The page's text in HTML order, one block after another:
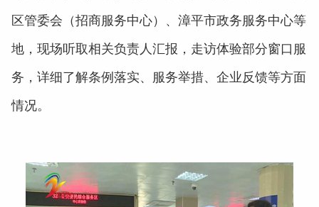
区管委会（招商服务中心）、漳平市政务服务中心等
地，现场听取相关负责人汇报，走访体验部分窗口服
务，详细了解条例落实、服务举措、企业反馈等方面
情况。